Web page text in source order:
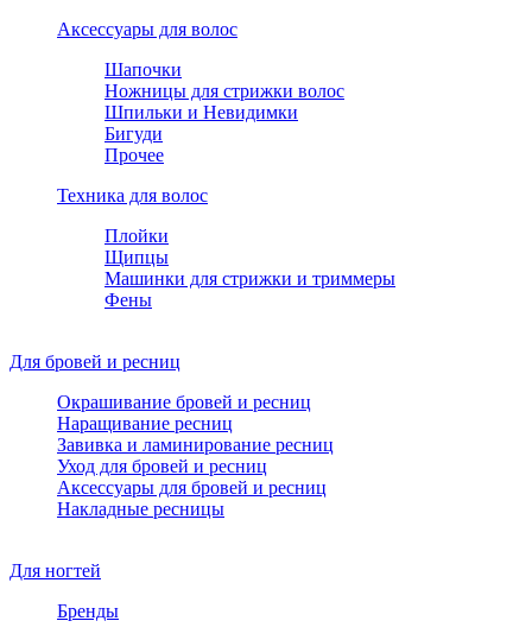
Аксессуары для волос
Шапочки
Ножницы для стрижки волос
Шпильки и Невидимки
Бигуди
Прочее
Техника для волос
Плойки
Щипцы
Машинки для стрижки и триммеры
Фены
Для бровей и ресниц
Окрашивание бровей и ресниц
Наращивание ресниц
Завивка и ламинирование ресниц
Уход для бровей и ресниц
Аксессуары для бровей и ресниц
Накладные ресницы
Для ногтей
Бренды